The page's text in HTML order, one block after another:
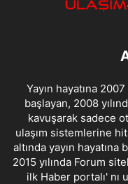
Yayın hayatına
başlayan, 2008
kavuşarak sadece
ulaşım sistemlerine
altında yayın
2015 yılında Forum
ilk Haber portalı' nı